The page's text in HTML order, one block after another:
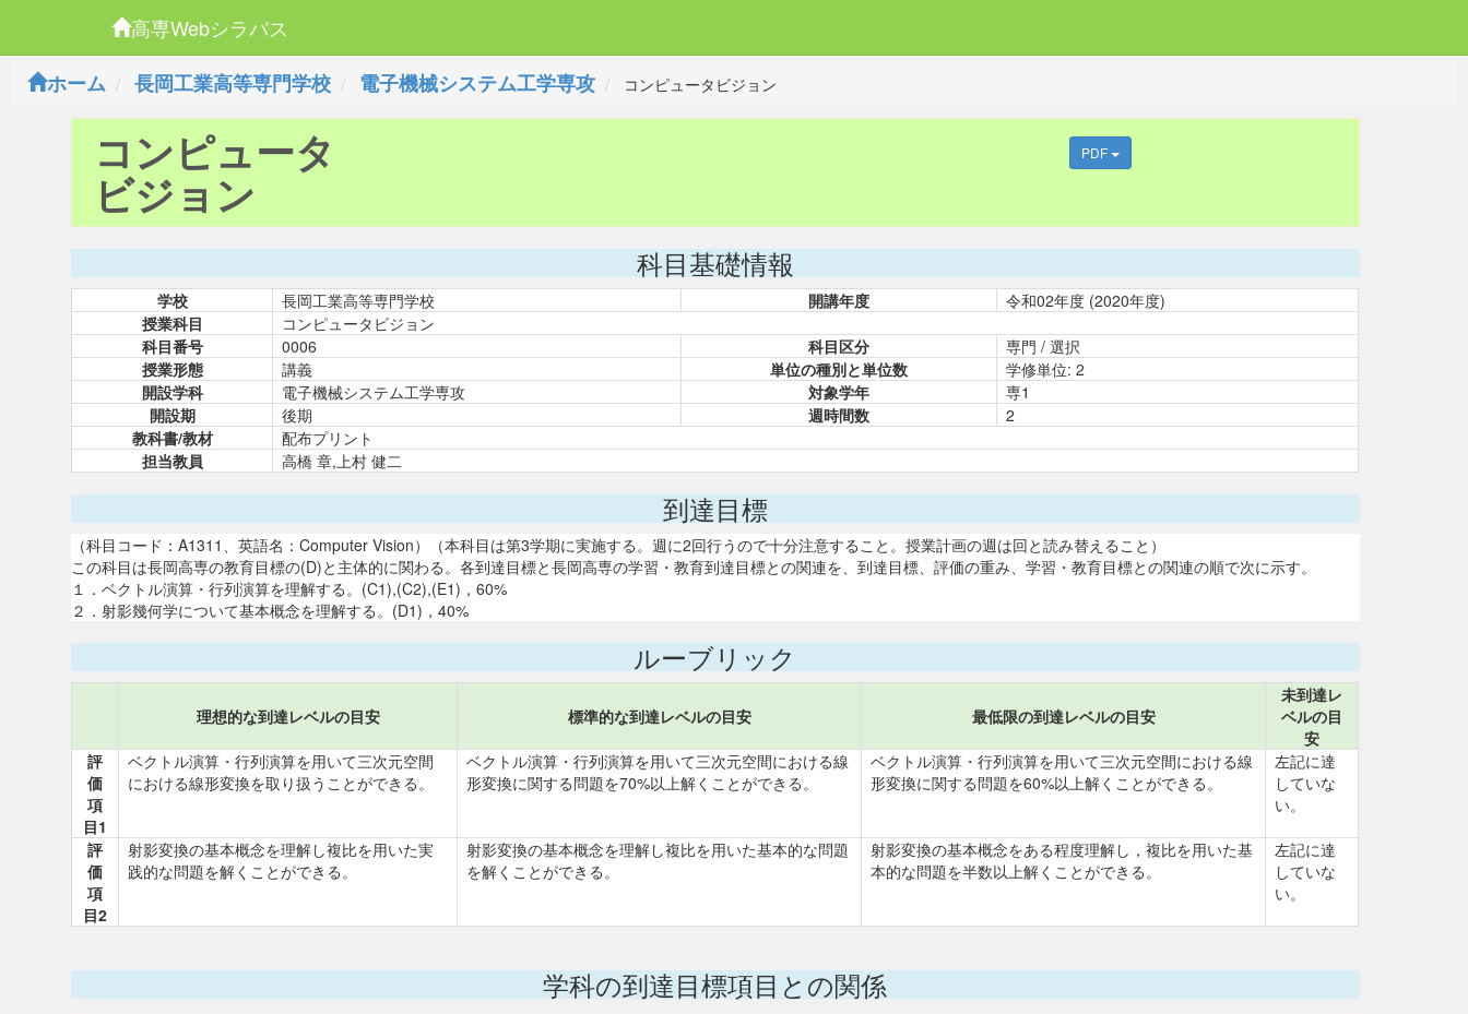
高専Webシラバス
ホーム
長岡工業高等専門学校 電子機械システム工学専攻 コンピュータビジョン
コンピュータ
ビジョン
PDF
科目基礎情報
学校 長岡工業高等専門学校 開講年度
令和02年度 (2020年度)
授業科目
コンピュータビジョン
科目番号
0006 科目区分
専門 / 選択
授業形態
講義 単位の種別と単位数
学修単位: 2
開設学科
電子機械システム工学専攻 対象学年
専1
開設期
後期 週時間数
2
教科書/教材
配布プリント
担当教員
高橋 章,上村 健二
到達目標
（科目コード：A1311、英語名：Computer Vision）（本科目は第3学期に実施する。週に2回行うので十分注意すること。授業計画の週は回と読み替えること）
この科目は長岡高専の教育目標の(D)と主体的に関わる。各到達目標と長岡高専の学習・教育到達目標との関連を、到達目標、評価の重み、学習・教育目標との関連の順で次に示す。
１．ベクトル演算・行列演算を理解する。(C1),(C2),(E1)，60%
２．射影幾何学について基本概念を理解する。(D1)，40%
ルーブリック
理想的な到達レベルの目安 標準的な到達レベルの目安 最低限の到達レベルの目安
未到達レ
ベルの目
安
評
価
項
目1
ベクトル演算・行列演算を用いて三次元空間
における線形変換を取り扱うことができる。
ベクトル演算・行列演算を用いて三次元空間における線
形変換に関する問題を70%以上解くことができる。
ベクトル演算・行列演算を用いて三次元空間における線
形変換に関する問題を60%以上解くことができる。
左記に達
していな
い。
評
価
項
目2
射影変換の基本概念を理解し複比を用いた実
践的な問題を解くことができる。
射影変換の基本概念を理解し複比を用いた基本的な問題
を解くことができる。
射影変換の基本概念をある程度理解し，複比を用いた基
本的な問題を半数以上解くことができる。
左記に達
していな
い。
学科の到達目標項目との関係